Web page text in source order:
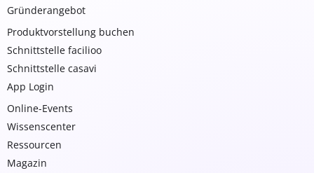
Gründerangebot
Produktvorstellung buchen
Schnittstelle facilioo
Schnittstelle casavi
App Login
Online-Events
Wissenscenter
Ressourcen
Magazin